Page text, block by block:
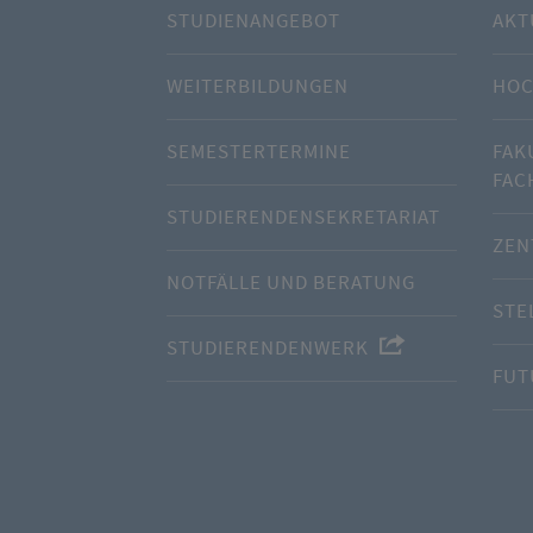
STUDIENANGEBOT
WEITERBILDUNGEN
SEMESTERTERMINE
STUDIERENDENSEKRETARIAT
NOTFÄLLE UND BERATUNG
STUDIERENDENWERK